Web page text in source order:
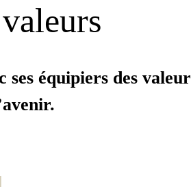
équipiers des